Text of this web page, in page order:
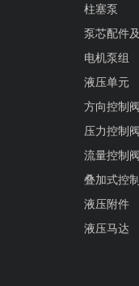
柱塞泵
泵芯配件
电机泵组
液压单元
方向控制
压力控制
流量控制
叠加式控
液压附件
液压马达